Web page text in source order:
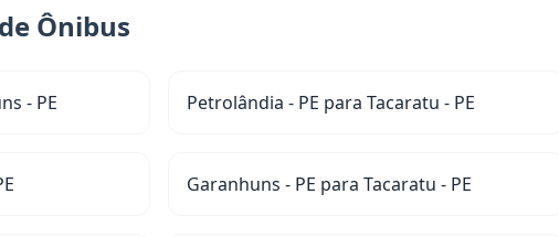
Ônibus
- PE Petrolândia - PE para Tacaratu - PE
Garanhuns - PE para Tacaratu - PE